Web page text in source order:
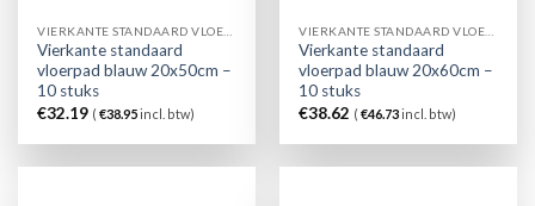
Vierkante standaard
vloerpad blauw 20x50cm –
10 stuks
€32.19 (€38.95incl. btw)
Vierkante standaard
vloerpad blauw 20x60cm –
10 stuks
€38.62 (€46.73incl. btw)